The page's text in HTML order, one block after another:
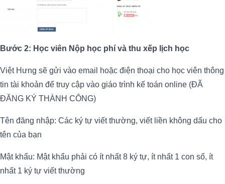
Bước 2: Học viên Nộp học phí và thu xếp lịch học
Việt Hưng sẽ gửi vào email hoặc điện thoại cho học viên thông
tin tài khoản để truy cập vào giáo trình kế toán online (ĐÃ
ĐĂNG KÝ THÀNH CÔNG)
Tên đăng nhập: Các ký tự viết thường, viết liền không dấu cho
tên của bạn
Mật khẩu: Mật khẩu phải có ít nhất 8 ký tự, ít nhất 1 con số, ít
nhất 1 ký tự viết thường